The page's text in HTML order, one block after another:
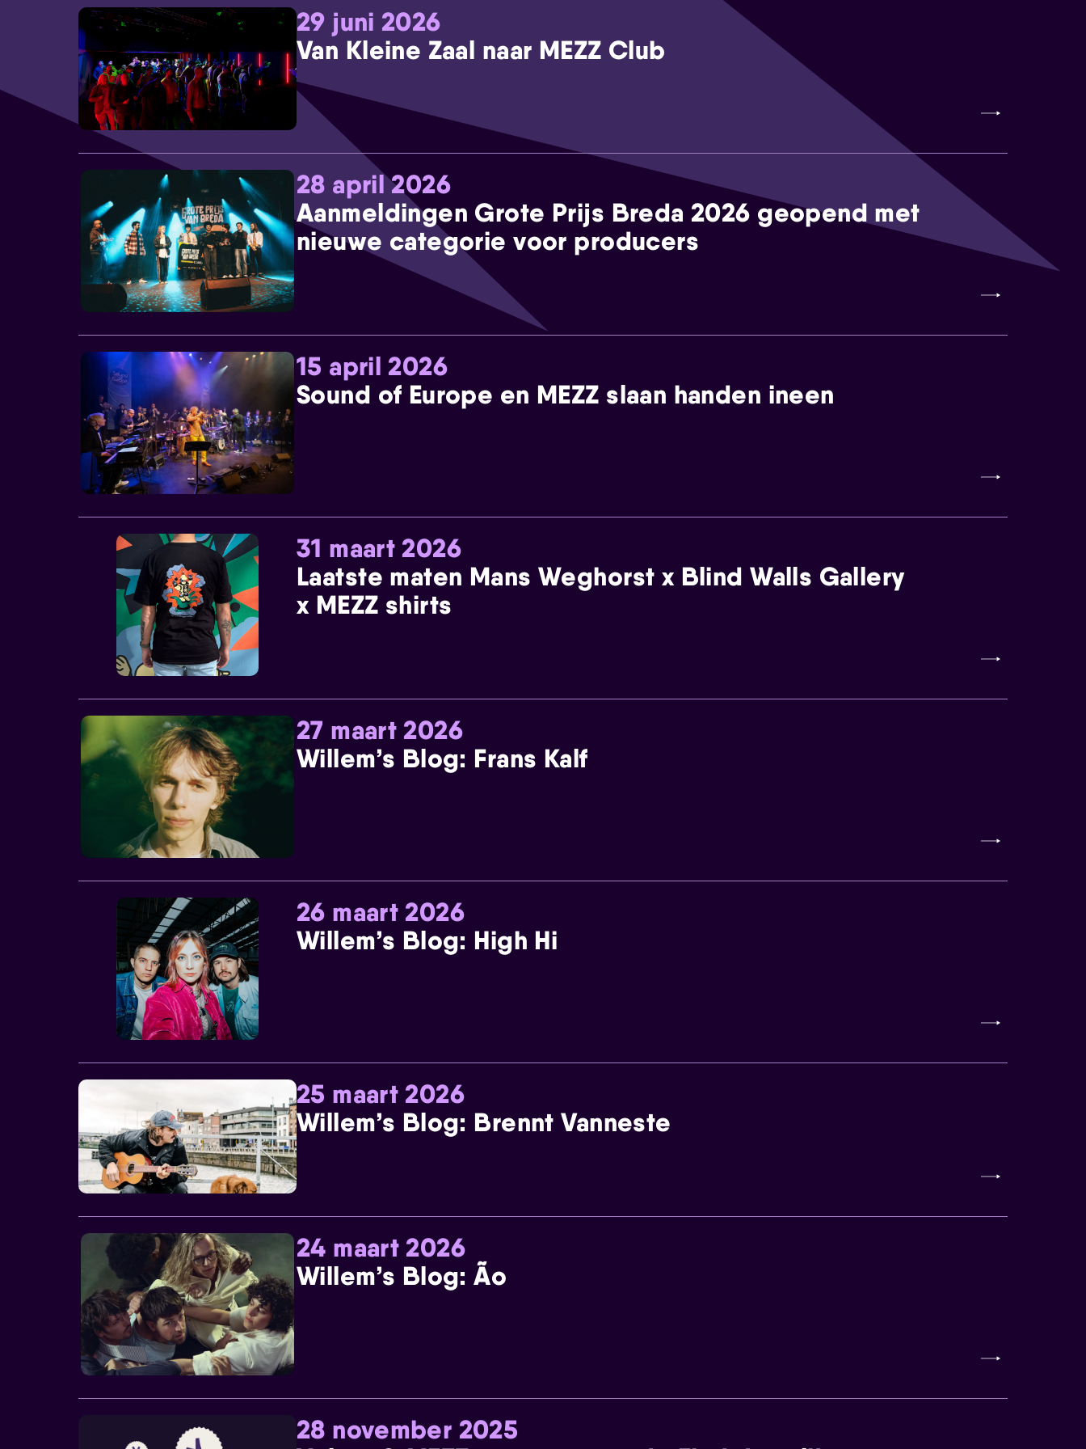
29 juni 2026
Van Kleine Zaal naar MEZZ Club
28 april 2026
Aanmeldingen Grote Prijs Breda 2026 geopend met
nieuwe categorie voor producers
15 april 2026
Sound of Europe en MEZZ slaan handen ineen
31 maart 2026
Laatste maten Mans Weghorst x Blind Walls Gallery
x MEZZ shirts
27 maart 2026
Willem’s Blog: Frans Kalf
26 maart 2026
Willem’s Blog: High Hi
25 maart 2026
Willem’s Blog: Brennt Vanneste
24 maart 2026
Willem’s Blog: Ão
28 november 2025